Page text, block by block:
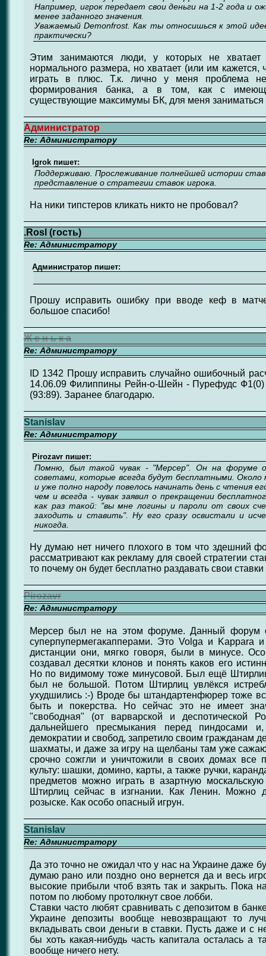
Например, игрок передает свои деньги на 1-2 года и
менее заданного значения.
Уважаемый Demonfrost. Как ты относишься к этой
практически?
Этим занимаются люди, у которых не хватает
нормального размера, но хватает (или им кажется,
играть в плюс. Т.к. лично у меня проблема
формирования банка, а в том, как с
существующие максимумы БК, для меня заниматься
Администратор
Re: Администратору
Igrok пишет:
Поддерживаю. Прослеживание полнейшей истории
представление о стратегии ставок игрока.
На ники типстеров кликать никто не пробовал?
.Rosl (гость)
Re: Администратору
Администратор пишет:
Прошу исправить ошибку при вводе кеф в
большое спасибо!
Ж е н ь к а
Re: Администратору
ID 1342 Прошу исправить случайно ошибочный
14.06.09 Филиппины Рейн-о-Шейн - Пурефудс
(93:89). Заранее благодарю.
Stanislav
Re: Администратору
Pirozavr пишет:
Помню, был такой чувак - "Мерсер". Он на форуме
советами, которые всегда будут бесплатными. Около
и уже полно народу повелось начинать день с чтения
чем и всегда - чувак заявил о прекращении
как раз такой: "вы мне логины и пароли от своих
заходить и ставить". Ну его сразу освистали и
никогда.
Ну думаю нет ничего плохого в том что здешний
рассматривают как рекламу для своей стратегии
то почему он будет бесплатно раздавать свои ставки
Pirozavr
Re: Администратору
Мерсер был не на этом форуме. Данный форум
суперпупермегакапперами. Это Volga и Kappara
дистанции они, мягко говоря, были в минусе.
создавал десятки клонов и понять каков его
Но по видимому тоже минусовой. Был ещё
был не большой. Потом Штирлиц увлёкся
ухудшились :-) Вроде бы штандартенфюрер тоже
быть и покерства. Но сейчас это не имеет
"свободная" (от варварской и деспотической
дальнейшего пресмыкания перед пиндосами
демократии и свобод, запретило своим гражданам
шахматы, и даже за игру на щелбаны там уже
срочно сожгли и уничтожили в своих домах все
культу: шашки, домино, карты, а также ручки,
предметов можно играть в азартную москальскую
Штирлиц сейчас в изгнании. Как Ленин. Можно
розыске. Как особо опасный игрун.
Stanislav
Re: Администратору
Да это точно не ожидал что у нас на Украине даже
думаю рано или поздно оно вернется да и весь
высокие прибыли чтоб взять так и закрыть. Пока
потом по любому протолкнут свое лобби.
Ставки часто любят сравнивать с депозитом в
Украине депозиты вообще невозвращают то
вкладывать свои деньги в ставки. Пусть даже и с
бы хоть какая-нибудь часть капитала осталась а
вообще ничего нету.